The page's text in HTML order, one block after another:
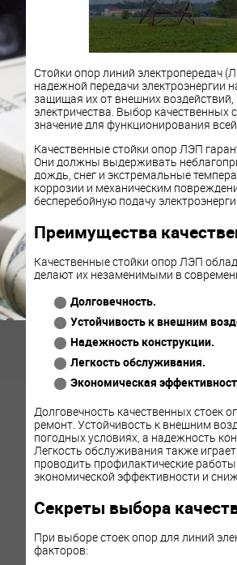
Стойки опор линий электропередач
надежной передачи электроэнергии
защищая их от внешних
электричества. Выбор
значение для функционирования
Качественные стойки опор ЛЭП
Они должны выдерживать
дождь, снег и экстремальные
коррозии и механическим
бесперебойную подачу
Преимущества
Качественные стойки опор ЛЭП
делают их незаменимыми в
Долговечность.
Устойчивость к внешним
Надежность конструкции.
Легкость обслуживания.
Экономическая
Долговечность качественных стоек
ремонт. Устойчивость к внешним
погодных условиях, а надежность
Легкость обслуживания также
проводить профилактические
экономической эффективности и
Секреты выбора
При выборе стоек опор для линий
факторов: